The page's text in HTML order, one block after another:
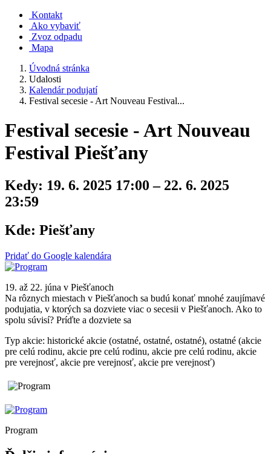
Kontakt
Ako vybaviť
Zvoz odpadu
Mapa
Úvodná stránka
Udalosti
Kalendár podujatí
Festival secesie - Art Nouveau Festival...
Festival secesie - Art Nouveau
Festival Piešťany
Kedy: 19. 6. 2025 17:00 – 22. 6. 2025
23:59
Kde: Piešťany
Pridať do Google kalendára
19. až 22. júna v Piešťanoch
Na rôznych miestach v Piešťanoch sa budú konať mnohé zaujímavé
podujatia, v ktorých sa dozviete viac o secesii v Piešťanoch. Ako to
spolu súvisí? Príďte a dozviete sa
Typ akcie: historické akcie (ostatné, ostatné, ostatné), ostatné (akcie
pre celú rodinu, akcie pre celú rodinu, akcie pre celú rodinu, akcie
pre verejnosť, akcie pre verejnosť, akcie pre verejnosť)
Program